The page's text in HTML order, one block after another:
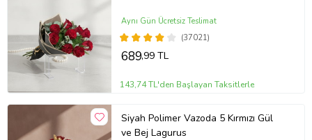
(37021)
Aynı Gün Ücretsiz Teslimat
689,99 TL
143,74 TL'den Başlayan Taksitlerle
Siyah Polimer Vazoda 5 Kırmızı Gül
ve Bej Lagurus